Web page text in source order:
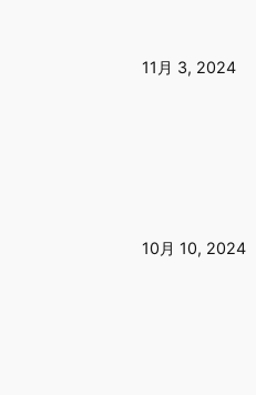
11月 3, 2024
10月 10, 2024